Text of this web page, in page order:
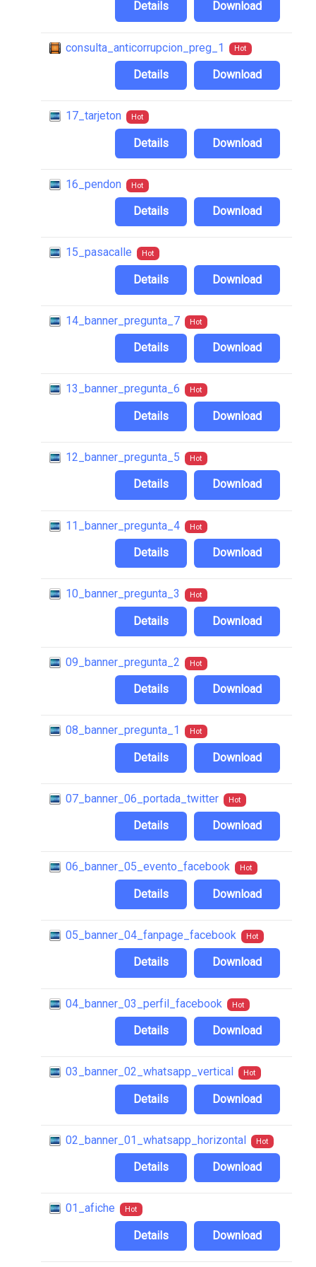
Download
Details
consulta_anticorrupcion_preg_1 Hot
Download
Details
17_tarjeton Hot
Download
Details
16_pendon Hot
Download
Details
15_pasacalle Hot
Download
Details
14_banner_pregunta_7 Hot
Download
Details
13_banner_pregunta_6 Hot
Download
Details
12_banner_pregunta_5 Hot
Download
Details
11_banner_pregunta_4 Hot
Download
Details
10_banner_pregunta_3 Hot
Download
Details
09_banner_pregunta_2 Hot
Download
Details
08_banner_pregunta_1 Hot
Download
Details
07_banner_06_portada_twitter Hot
Download
Details
06_banner_05_evento_facebook Hot
Download
Details
05_banner_04_fanpage_facebook Hot
Download
Details
04_banner_03_perfil_facebook Hot
Download
Details
03_banner_02_whatsapp_vertical Hot
Download
Details
02_banner_01_whatsapp_horizontal Hot
Download
Details
01_afiche Hot
Download
Details